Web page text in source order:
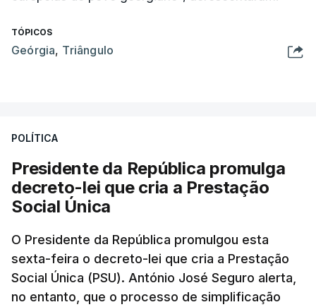
TÓPICOS
Geórgia, Triângulo
POLÍTICA
Presidente da República promulga
decreto-lei que cria a Prestação
Social Única
O Presidente da República promulgou esta
sexta-feira o decreto-lei que cria a Prestação
Social Única (PSU). António José Seguro alerta,
no entanto, que o processo de simplificação